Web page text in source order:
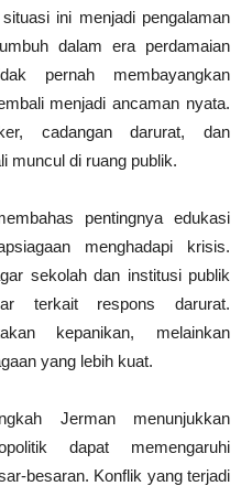
ini menjadi pengalaman
dalam era perdamaian
pernah membayangkan
menjadi ancaman nyata.
cadangan darurat, dan
muncul di ruang publik.
pentingnya edukasi
menghadapi krisis.
sekolah dan institusi publik
terkait respons darurat.
kepanikan, melainkan
yang lebih kuat.
Jerman menunjukkan
dapat memengaruhi
besaran. Konflik yang terjadi